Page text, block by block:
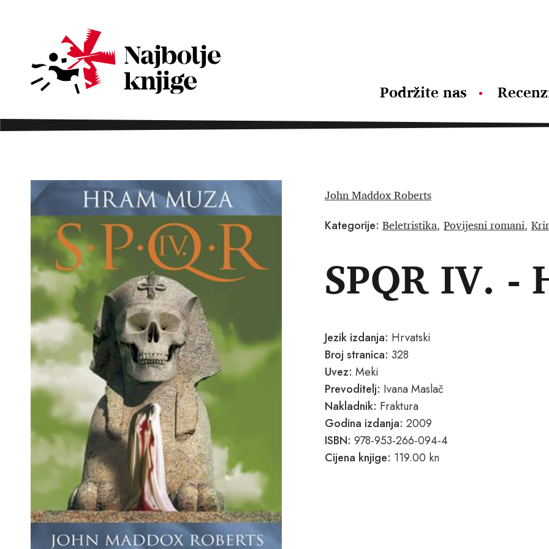
Podržite nas
John Maddox Roberts
Kategorije: Beletristika, Povijesni romani,
SPQR IV. -
Jezik izdanja: Hrvatski
Broj stranica: 328
Uvez: Meki
Prevoditelj: Ivana Maslač
Nakladnik: Fraktura
Godina izdanja: 2009
ISBN: 978-953-266-094-4
Cijena knjige: 119.00 kn